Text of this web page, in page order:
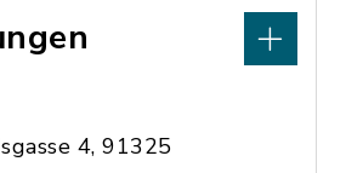
4, 91325